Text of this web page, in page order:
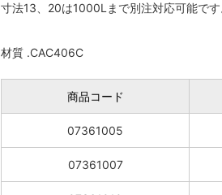
寸法13、20は1000Lまで別注対応可能で
材質 .CAC406C
商品コード
07361005
07361007